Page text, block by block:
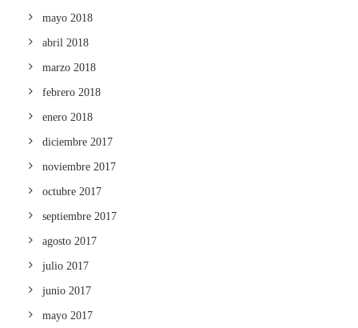
mayo 2018
abril 2018
marzo 2018
febrero 2018
enero 2018
diciembre 2017
noviembre 2017
octubre 2017
septiembre 2017
agosto 2017
julio 2017
junio 2017
mayo 2017